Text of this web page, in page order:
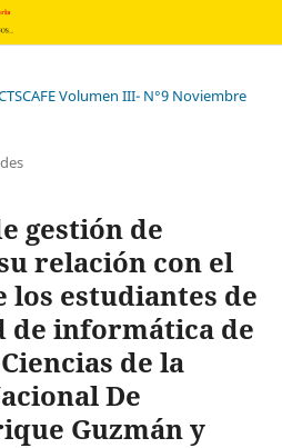
Volumen III- N°9 Noviembre
gestión de
relación con el
los estudiantes de
de informática de
de la
De
Guzmán y